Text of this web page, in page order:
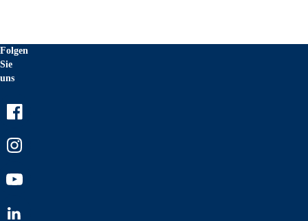
Folgen
Sie
uns
Youtube